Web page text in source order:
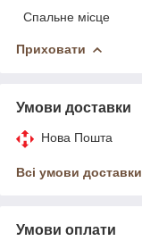
Спальне місце
Приховати
Умови доставки
Нова Пошта
Всі умови доставки
Умови оплати